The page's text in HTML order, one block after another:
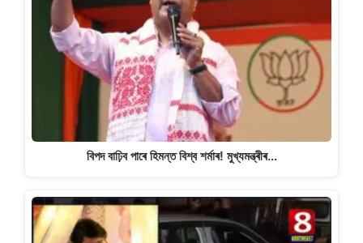
বিপদ বাঢ়িব পাৰে হিমন্ত বিশ্ব শৰ্মাৰ! মুখ্যমন্ত্ৰীৰ…